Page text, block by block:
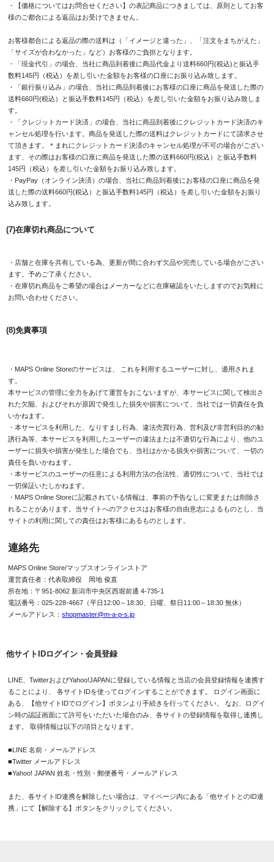
・【価格についてはお問合せください】の表記商品につきましては、原則としてお客
様のご都合による返品はお受けできません。
お客様都合による返品の際の送料は（「イメージと違った」、「注文をまちがえた」
「サイズが合わなかった」など）お客様のご負担となります。
・「現金代引」の場合、当社に商品到着後に商品代金より送料660円(税込)と振込手
数料145円（税込）を差し引いた金額をお客様の口座にお振り込み致します。
・「銀行振り込み」の場合、当社に商品到着後にお客様の口座に商品を発送した際の
送料660円(税込）と振込手数料145円（税込）を差し引いた金額をお振り込み致しま
す。
・「クレジットカード決済」の場合、当社に商品到着後にクレジットカード決済のキ
ャンセル処理を行います。商品を発送した際の送料はクレジットカードにて請求させ
て頂きます。＊まれにクレジットカード決済のキャンセル処理が不可の場合がござい
ます、その際はお客様の口座に商品を発送した際の送料660円(税込）と振込手数料
145円（税込）を差し引いた金額をお振り込み致します。
・PayPay（オンライン決済）の場合、当社に商品到着後にお客様の口座に商品を発
送した際の送料660円(税込）と振込手数料145円（税込）を差し引いた金額をお振り
込み致します。
(7)在庫切れ商品について
・店舗と在庫を共有している為、更新が間に合わず欠品や完売している場合がござい
ます。予めご了承ください。
・在庫切れ商品をご希望の場合はメーカーなどに在庫確認をいたしますのでお気軽に
お問い合わせください。
(8)免責事項
・MAPS Online Storeのサービスは、 これを利用するユーザーに対し、適用されま
す。
本サービスの管理に全力をあげて運営をおこないますが、本サービスに関して検出さ
れた欠陥、およびそれが原因で発生した損失や損害について、当社では一切責任を負
いかねます。
・本サービスを利用した、なりすまし行為、違法売買行為、営利及び非営利目的の勧
誘行為等、本サービスを利用したユーザーの違法または不適切な行為により、他のユ
ーザーに損失や損害が発生した場合でも、当社はかかる損失や損害について、一切の
責任を負いかねます。
・本サービスのユーザーの任意による利用方法の合法性、適切性について、当社では
一切保証いたしかねます。
・MAPS Online Storeに記載されている情報は、事前の予告なしに変更または削除さ
れることがあります。当サイトへのアクセスはお客様の自由意志によるものとし、当
サイトの利用に関しての責任はお客様にあるものとします。
連絡先
MAPS Online Store/マップスオンラインストア
運営責任者：代表取締役 岡地 俊直
所在地：〒951-8062 新潟市中央区西堀前通 4-735-1
電話番号：025-228-4667（平日12:00～18:30、日曜、祭日11:00～18:30 無休）
メールアドレス：shopmaster@m-a-p-s.jp
他サイトIDログイン・会員登録
LINE、TwitterおよびYahoo!JAPANに登録している情報と当店の会員登録情報を連携す
ることにより、 各サイトIDを使ってログインすることができます。 ログイン画面に
ある、【他サイトIDでログイン】ボタンより手続きを行ってください。 なお、ログイ
ン時の認証画面にて許可をいただいた場合のみ、各サイトの登録情報を取得し連携し
ます。 取得情報は以下の項目となります。
■LINE 名前・メールアドレス
■Twitter メールアドレス
■Yahoo! JAPAN 姓名・性別・郵便番号・メールアドレス
また、各サイトID連携を解除したい場合は、マイページ内にある「他サイトとのID連
携」にて【解除する】ボタンをクリックしてください。